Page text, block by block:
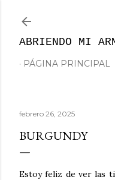
ABRIENDO MI
PÁGINA PRINCIPAL
febrero 26, 2025
BURGUNDY
Estoy feliz de ver las